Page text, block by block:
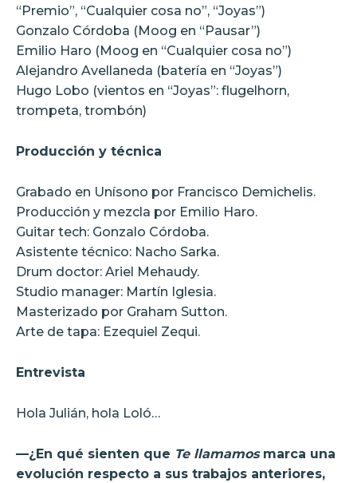
“Premio”, “Cualquier cosa no”, “Joyas”)
Gonzalo Córdoba (Moog en “Pausar”)
Emilio Haro (Moog en “Cualquier cosa no”)
Alejandro Avellaneda (batería en “Joyas”)
Hugo Lobo (vientos en “Joyas”: flugelhorn,
trompeta, trombón)
Producción y técnica
Grabado en Unísono por Francisco Demichelis.
Producción y mezcla por Emilio Haro.
Guitar tech: Gonzalo Córdoba.
Asistente técnico: Nacho Sarka.
Drum doctor: Ariel Mehaudy.
Studio manager: Martín Iglesia.
Masterizado por Graham Sutton.
Arte de tapa: Ezequiel Zequi.
Entrevista
Hola Julián, hola Loló…
—¿En qué sienten que Te llamamosmarca una
evolución respecto a sus trabajos anteriores,